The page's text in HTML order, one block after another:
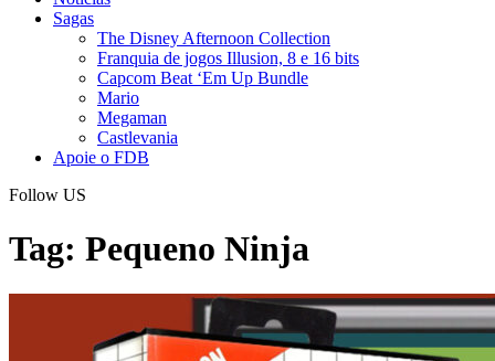
Sagas
The Disney Afternoon Collection
Franquia de jogos Illusion, 8 e 16 bits
Capcom Beat ‘Em Up Bundle
Mario
Megaman
Castlevania
Apoie o FDB
Follow US
Tag: Pequeno Ninja